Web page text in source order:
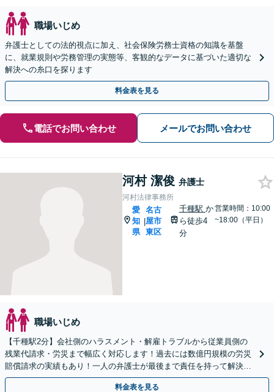
職場いじめ
弁護士としての法的視点に加え、社会保険労務士資格の知識を基盤
に、就業規則や労務管理の実態等、客観的なデータに基づいた適切な
解決への糸口を探ります
料金表を見る
電話でお問い合わせ メールでお問い合わせ
河村 潔俊 弁護士
河村法律事務所
愛
知
県
|
名古
屋市
東区
千種駅 か
ら徒歩4
分
営業時間：10:00
~18:00（平日）
職場いじめ
【千種駅2分】会社側のハラスメント・解雇トラブルから従業員側の
残業代請求・労災まで幅広く対応します！過去には数億円規模の労災
賠償請求の実績もあり！一人の弁護士が最後まで責任を持って解決を
目指します！【土日夜間対応可】【オンライン対応可】
料金表を見る